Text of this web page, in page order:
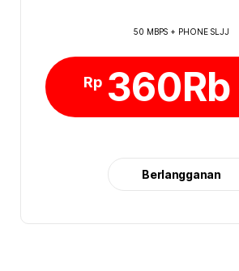
50 MBPS + PHONE SLJJ
Rp 360Rb
Berlangganan